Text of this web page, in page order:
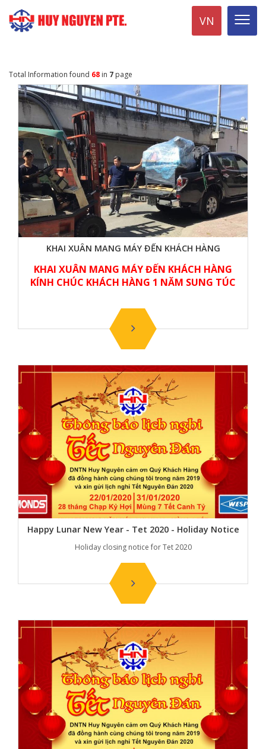
VN
Total Information found 68 in 7 page
KHAI XUÂN MANG MÁY ĐẾN KHÁCH HÀNG
KHAI XUÂN MANG MÁY ĐẾN KHÁCH HÀNG
KÍNH CHÚC KHÁCH HÀNG 1 NĂM SUNG TÚC
Happy Lunar New Year - Tet 2020 - Holiday Notice
Holiday closing notice for Tet 2020